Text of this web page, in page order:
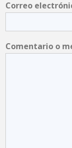
Correo
Comentario o